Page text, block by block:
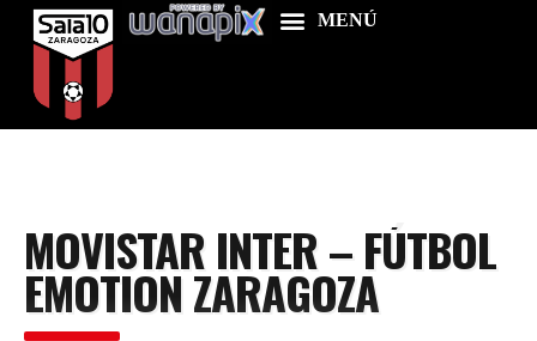
Food & Drink
Features
News
MOVISTAR INTER – FÚTBOL
EMOTION ZARAGOZA